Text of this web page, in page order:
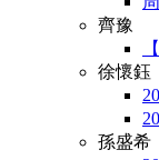
齊豫
徐懷鈺
孫盛希